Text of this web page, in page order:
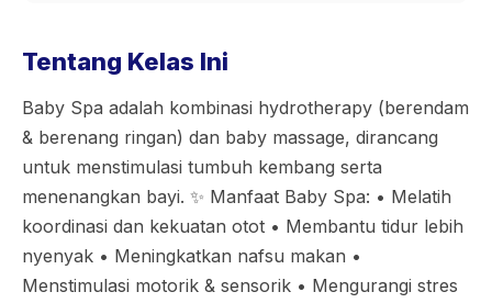
Tentang Kelas Ini
Baby Spa adalah kombinasi hydrotherapy (berendam
& berenang ringan) dan baby massage, dirancang
untuk menstimulasi tumbuh kembang serta
menenangkan bayi. ✨ Manfaat Baby Spa: • Melatih
koordinasi dan kekuatan otot • Membantu tidur lebih
nyenyak • Meningkatkan nafsu makan •
Menstimulasi motorik & sensorik • Mengurangi stres